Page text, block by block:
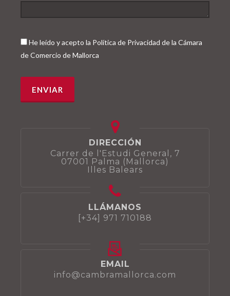
He leído y acepto la Política de Privacidad de la Cámara
de Comercio de Mallorca
DIRECCIÓN
Carrer de l'Estudi General, 7
07001 Palma (Mallorca)
Illes Balears
LLÁMANOS
[+34] 971 710188
EMAIL
info@cambramallorca.com